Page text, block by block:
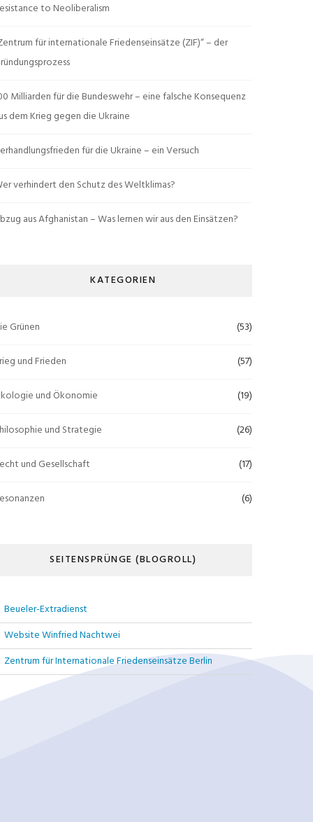
to Neoliberalism
für internationale Friedenseinsätze (ZIF)“ – der
Milliarden für die Bundeswehr – eine falsche Konsequenz
dem Krieg gegen die Ukraine
für die Ukraine – ein Versuch
verhindert den Schutz des Weltklimas?
aus Afghanistan – Was lernen wir aus den Einsätzen?
KATEGORIEN
Grünen (53)
und Frieden (57)
und Ökonomie (19)
und Strategie (26)
und Gesellschaft (17)
(6)
SEITENSPRÜNGE (BLOGROLL)
Beueler-Extradienst
Website Winfried Nachtwei
Zentrum für Internationale Friedenseinsätze Berlin